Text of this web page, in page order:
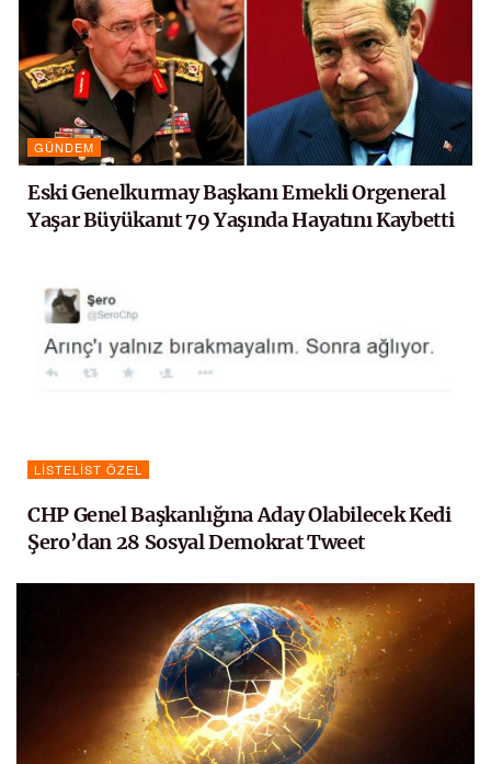
GÜNDEM
Eski Genelkurmay Başkanı Emekli Orgeneral
Yaşar Büyükanıt 79 Yaşında Hayatını Kaybetti
LISTELIST ÖZEL
CHP Genel Başkanlığına Aday Olabilecek Kedi
Şero’dan 28 Sosyal Demokrat Tweet